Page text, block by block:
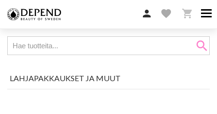
 favorite 
search
LAHJAPAKKAUKSET JA MUUT